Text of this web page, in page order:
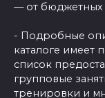
— от бюджетных
- Подробные
каталоге имеет
список
групповые
тренировки и